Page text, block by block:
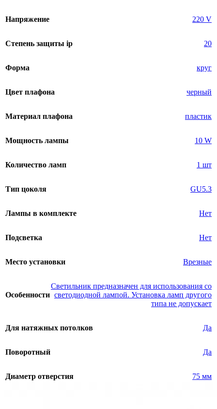
Напряжение 220 V
Степень защиты ip 20
Форма круг
Цвет плафона черный
Материал плафона пластик
Мощность лампы 10 W
Количество ламп 1 шт
Тип цоколя GU5.3
Лампы в комплекте Нет
Подсветка Нет
Место установки Врезные
Особенности
Светильник предназначен для использования со
светодиодной лампой. Установка ламп другого
типа не допускает
Для натяжных потолков Да
Поворотный Да
Диаметр отверстия 75 мм